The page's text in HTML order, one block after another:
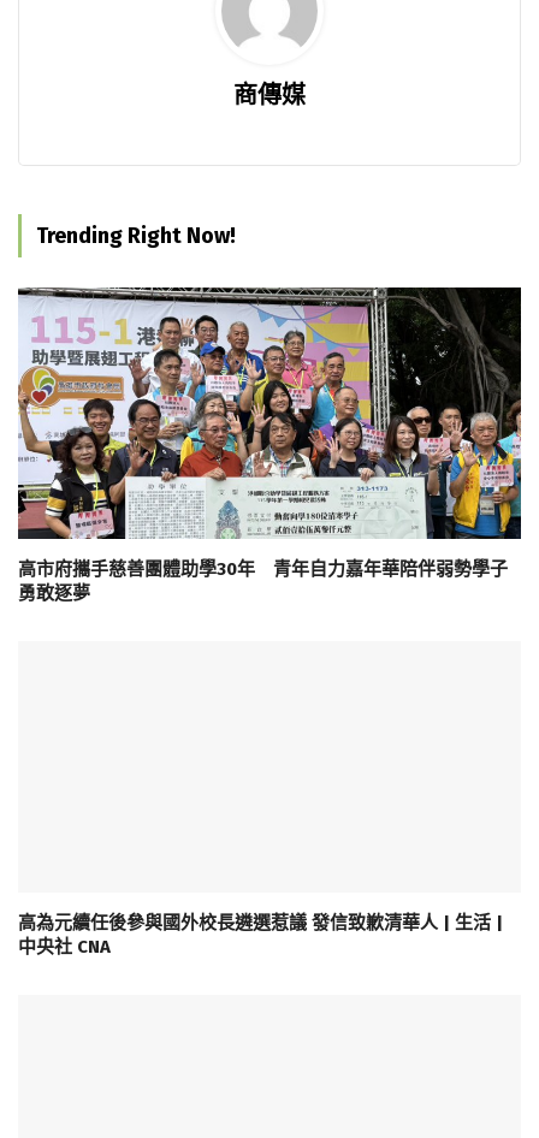
商傳媒
Trending Right Now!
高市府攜手慈善團體助學30年 青年自力嘉年華陪伴弱勢學子
勇敢逐夢
高為元續任後參與國外校長遴選惹議 發信致歉清華人 | 生活 |
中央社 CNA